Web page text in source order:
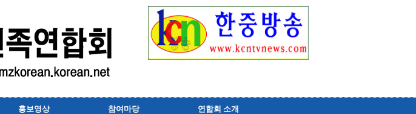
홍보영상 참여마당 연합회 소개